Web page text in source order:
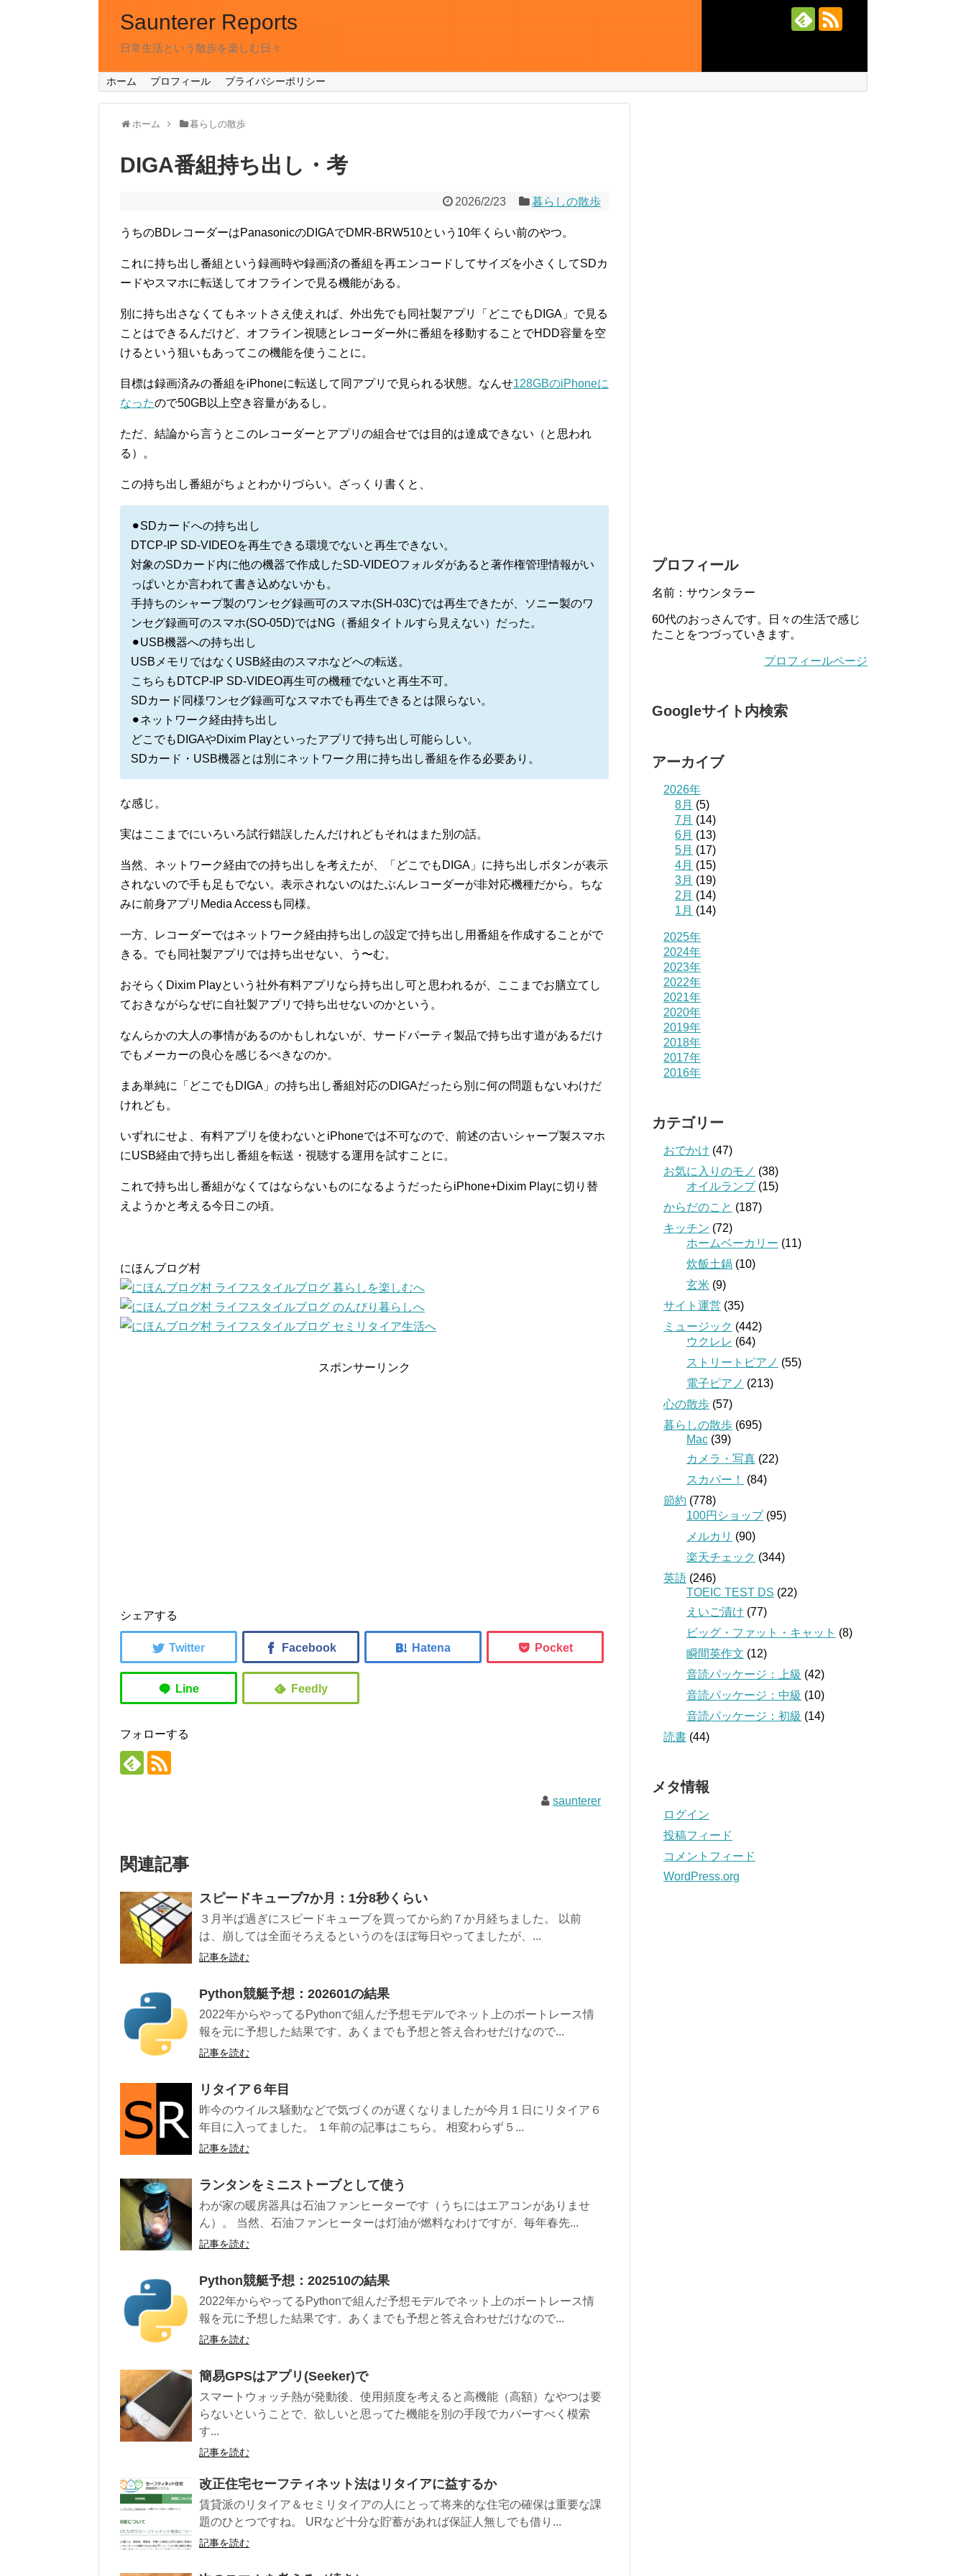
Saunterer Reports
日常生活という散歩を楽しむ日々
ホーム プロフィール プライバシーポリシー
ホーム 暮らしの散歩
DIGA番組持ち出し・考
2026/2/23 暮らしの散歩
うちのBDレコーダーはPanasonicのDIGAでDMR-BRW510という10年くらい前のやつ。
これに持ち出し番組という録画時や録画済の番組を再エンコードしてサイズを小さくしてSDカ
ードやスマホに転送してオフラインで見る機能がある。
別に持ち出さなくてもネットさえ使えれば、外出先でも同社製アプリ「どこでもDIGA」で見る
ことはできるんだけど、オフライン視聴とレコーダー外に番組を移動することでHDD容量を空
けるという狙いもあってこの機能を使うことに。
目標は録画済みの番組をiPhoneに転送して同アプリで見られる状態。なんせ128GBのiPhoneに
なったので50GB以上空き容量があるし。
ただ、結論から言うとこのレコーダーとアプリの組合せでは目的は達成できない（と思われ
る）。
この持ち出し番組がちょとわかりづらい。ざっくり書くと、
⚫︎SDカードへの持ち出し
DTCP-IP SD-VIDEOを再生できる環境でないと再生できない。
対象のSDカード内に他の機器で作成したSD-VIDEOフォルダがあると著作権管理情報がい
っぱいとか言われて書き込めないかも。
手持ちのシャープ製のワンセグ録画可のスマホ(SH-03C)では再生できたが、ソニー製のワ
ンセグ録画可のスマホ(SO-05D)ではNG（番組タイトルすら見えない）だった。
⚫︎USB機器への持ち出し
USBメモリではなくUSB経由のスマホなどへの転送。
こちらもDTCP-IP SD-VIDEO再生可の機種でないと再生不可。
SDカード同様ワンセグ録画可なスマホでも再生できるとは限らない。
⚫︎ネットワーク経由持ち出し
どこでもDIGAやDixim Playといったアプリで持ち出し可能らしい。
SDカード・USB機器とは別にネットワーク用に持ち出し番組を作る必要あり。
な感じ。
実はここまでにいろいろ試行錯誤したんだけれどもそれはまた別の話。
当然、ネットワーク経由での持ち出しを考えたが、「どこでもDIGA」に持ち出しボタンが表示
されないので手も足もでない。表示されないのはたぶんレコーダーが非対応機種だから。ちな
みに前身アプリMedia Accessも同様。
一方、レコーダーではネットワーク経由持ち出しの設定で持ち出し用番組を作成することがで
きる。でも同社製アプリでは持ち出せない、う〜む。
おそらくDixim Playという社外有料アプリなら持ち出し可と思われるが、ここまでお膳立てし
ておきながらなぜに自社製アプリで持ち出せないのかという。
なんらかの大人の事情があるのかもしれないが、サードパーティ製品で持ち出す道があるだけ
でもメーカーの良心を感じるべきなのか。
まあ単純に「どこでもDIGA」の持ち出し番組対応のDIGAだったら別に何の問題もないわけだ
けれども。
いずれにせよ、有料アプリを使わないとiPhoneでは不可なので、前述の古いシャープ製スマホ
にUSB経由で持ち出し番組を転送・視聴する運用を試すことに。
これで持ち出し番組がなくてはならないものになるようだったらiPhone+Dixim Playに切り替
えようかと考える今日この頃。
にほんブログ村
スポンサーリンク
シェアする
フォローする
saunterer
関連記事
スピードキューブ7か月：1分8秒くらい
３月半ば過ぎにスピードキューブを買ってから約７か月経ちました。 以前
は、崩しては全面そろえるというのをほぼ毎日やってましたが、...
記事を読む
Python競艇予想：202601の結果
2022年からやってるPythonで組んだ予想モデルでネット上のボートレース情
報を元に予想した結果です。あくまでも予想と答え合わせだけなので...
記事を読む
リタイア６年目
昨今のウイルス騒動などで気づくのが遅くなりましたが今月１日にリタイア６
年目に入ってました。 １年前の記事はこちら。 相変わらず５...
記事を読む
ランタンをミニストーブとして使う
わが家の暖房器具は石油ファンヒーターです（うちにはエアコンがありませ
ん）。 当然、石油ファンヒーターは灯油が燃料なわけですが、毎年春先...
記事を読む
Python競艇予想：202510の結果
2022年からやってるPythonで組んだ予想モデルでネット上のボートレース情
報を元に予想した結果です。あくまでも予想と答え合わせだけなので...
記事を読む
簡易GPSはアプリ(Seeker)で
スマートウォッチ熱が発動後、使用頻度を考えると高機能（高額）なやつは要
らないということで、欲しいと思ってた機能を別の手段でカバーすべく模索
す...
記事を読む
改正住宅セーフティネット法はリタイアに益するか
賃貸派のリタイア＆セミリタイアの人にとって将来的な住宅の確保は重要な課
題のひとつですね。 URなど十分な貯蓄があれば保証人無しでも借り...
記事を読む
プロフィール
名前：サウンタラー
60代のおっさんです。日々の生活で感じ
たことをつづっていきます。
プロフィールページ
Googleサイト内検索
アーカイブ
2026年
8月 (5)
7月 (14)
6月 (13)
5月 (17)
4月 (15)
3月 (19)
2月 (14)
1月 (14)
2025年
2024年
2023年
2022年
2021年
2020年
2019年
2018年
2017年
2016年
カテゴリー
おでかけ (47)
お気に入りのモノ (38)
オイルランプ(15)
からだのこと (187)
キッチン (72)
ホームベーカリー (11)
炊飯土鍋 (10)
玄米 (9)
サイト運営 (35)
ミュージック (442)
ウクレレ (64)
ストリートピアノ (55)
電子ピアノ (213)
心の散歩 (57)
暮らしの散歩 (695)
Mac (39)
カメラ・写真 (22)
スカパー！
(84)
節約 (778)
100円ショップ(95)
メルカリ (90)
楽天チェック (344)
英語 (246)
TOEIC TEST DS (22)
えいご漬け (77)
ビッグ・ファット・キャット (8)
瞬間英作文 (12)
音読パッケージ：上級 (42)
音読パッケージ：中級 (10)
音読パッケージ：初級 (14)
読書 (44)
メタ情報
ログイン
投稿フィード
コメントフィード
WordPress.org